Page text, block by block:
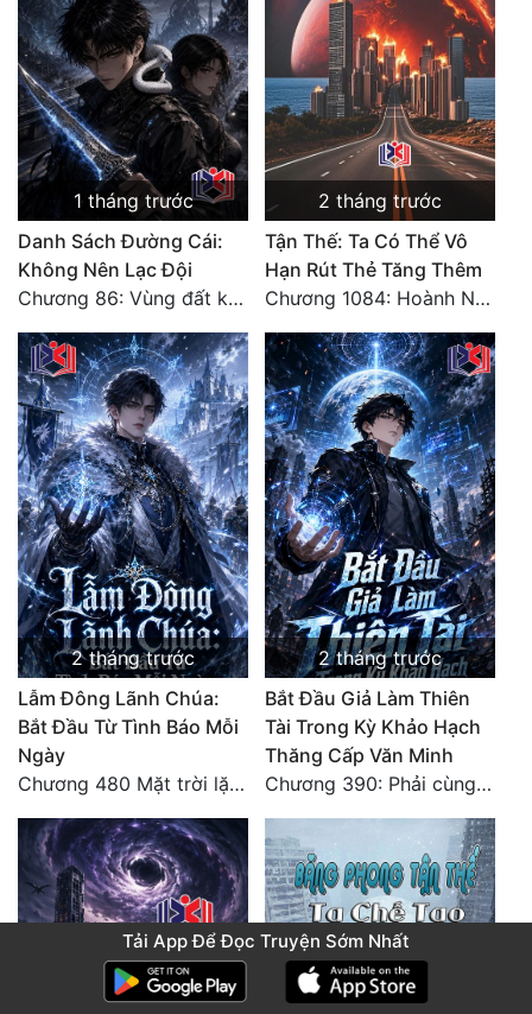
1 tháng trước
Danh Sách Đường Cái:
Không Nên Lạc Đội
Chương 86: Vùng đất không cửa
2 tháng trước
Tận Thế: Ta Có Thể Vô
Hạn Rút Thẻ Tăng Thêm
Chương 1084: Hoành Nhập Vi Quan
2 tháng trước
Lẫm Đông Lãnh Chúa:
Bắt Đầu Từ Tình Báo Mỗi
Ngày
Chương 480 Mặt trời lặn núi (Đại kết cục)
2 tháng trước
Bắt Đầu Giả Làm Thiên
Tài Trong Kỳ Khảo Hạch
Thăng Cấp Văn Minh
Chương 390: Phải cùng nhau gánh
Tải App Để Đọc Truyện Sớm Nhất